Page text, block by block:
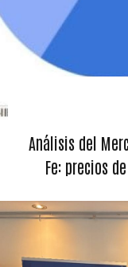
Análisis del
Fe: precios